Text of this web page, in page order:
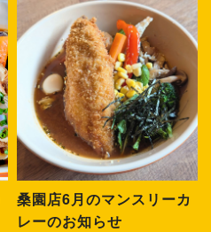
桑園店6月のマンスリーカ
レーのお知らせ